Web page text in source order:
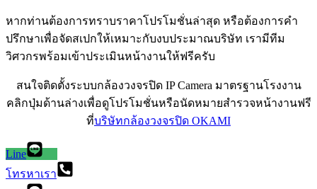
หากท่านต้องการทราบราคาโปรโมชั่นล่าสุด หรือต้องการคำ
ปรึกษาเพื่อจัดสเปกให้เหมาะกับงบประมาณบริษัท เรามีทีม
วิศวกรพร้อมเข้าประเมินหน้างานให้ฟรีครับ
สนใจติดตั้งระบบกล้องวงจรปิด IP Camera มาตรฐานโรงงาน
คลิกปุ่มด้านล่างเพื่อดูโปรโมชั่นหรือนัดหมายสำรวจหน้างานฟรี
ที่บริษัทกล้องวงจรปิด OKAMI
Line
โทรหาเรา